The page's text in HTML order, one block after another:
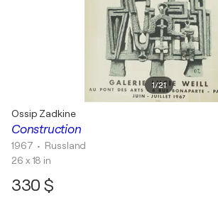
1/21
Construction
Ossip Zadkine
1967 • Russland
26 x 18 in
330 $